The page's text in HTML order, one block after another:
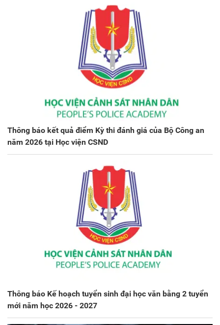
Thông báo kết quả điểm Kỳ thi đánh giá của Bộ Công an
năm 2026 tại Học viện CSND
Thông báo Kế hoạch tuyển sinh đại học văn bằng 2 tuyển
mới năm học 2026 - 2027